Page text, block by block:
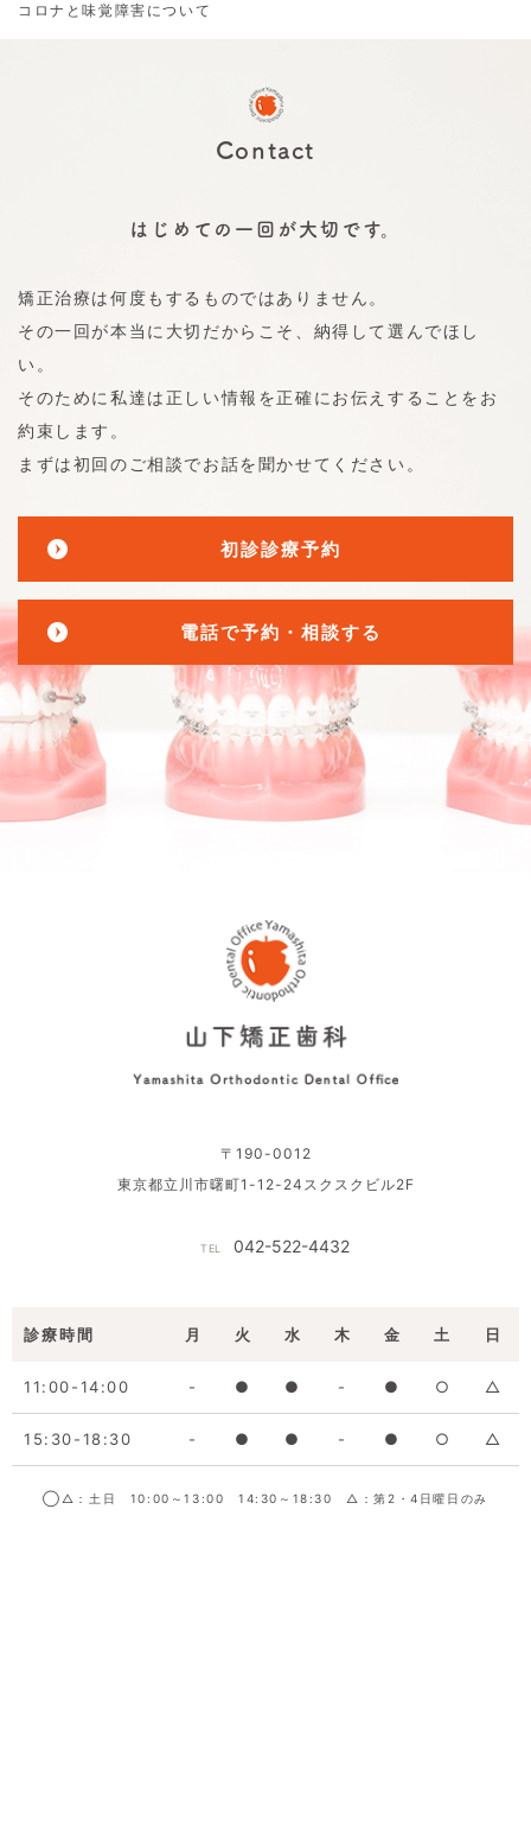
コロナと味覚障害について
Contact
はじめての一回が大切です。
矯正治療は何度もするものではありません。
その一回が本当に大切だからこそ、納得して選んでほし
い。
そのために私達は正しい情報を正確にお伝えすることをお
約束します。
まずは初回のご相談でお話を聞かせてください。
初診診療予約
電話で予約・相談する
〒190-0012
東京都立川市曙町1-12-24スクスクビル2F
TEL 042-522-4432
診療時間 月 火 水 木 金 土 日
11:00-14:00 - ● ● - ● ○ △
15:30-18:30 - ● ● - ● ○ △
◯△：土日 10:00～13:00 14:30～18:30 △：第2・4日曜日のみ